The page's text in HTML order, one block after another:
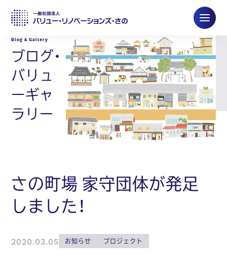
ブログ・
バリュ
ーギャ
ラリー
さの町場 家守団体が発足
しました！
2020.03.05 お知らせ プロジェクト